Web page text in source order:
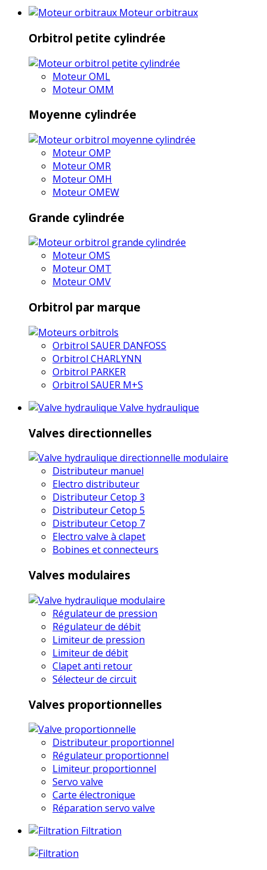
Moteur orbitraux
Orbitrol petite cylindrée
Moteur OML
Moteur OMM
Moyenne cylindrée
Moteur OMP
Moteur OMR
Moteur OMH
Moteur OMEW
Grande cylindrée
Moteur OMS
Moteur OMT
Moteur OMV
Orbitrol par marque
Orbitrol SAUER DANFOSS
Orbitrol CHARLYNN
Orbitrol PARKER
Orbitrol SAUER M+S
Valve hydraulique
Valves directionnelles
Distributeur manuel
Electro distributeur
Distributeur Cetop 3
Distributeur Cetop 5
Distributeur Cetop 7
Electro valve à clapet
Bobines et connecteurs
Valves modulaires
Régulateur de pression
Régulateur de débit
Limiteur de pression
Limiteur de débit
Clapet anti retour
Sélecteur de circuit
Valves proportionnelles
Distributeur proportionnel
Régulateur proportionnel
Limiteur proportionnel
Servo valve
Carte électronique
Réparation servo valve
Filtration